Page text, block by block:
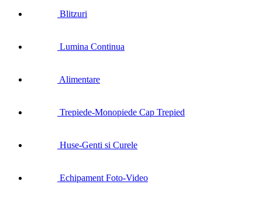
Blitzuri
Lumina Continua
Alimentare
Trepiede-Monopiede Cap Trepied
Huse-Genti si Curele
Echipament Foto-Video